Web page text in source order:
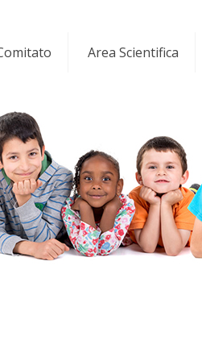
Area Scientifica